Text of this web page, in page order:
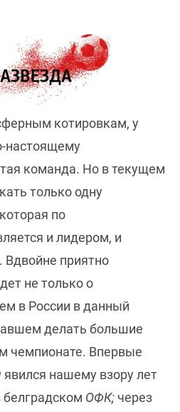
котировкам, у
настоящему
команда. Но в текущем
только одну
по
и лидером, и
приятно
не только о
в России в данный
делать большие
чемпионате. Впервые
явился нашему взору лет
белградском ОФК; через